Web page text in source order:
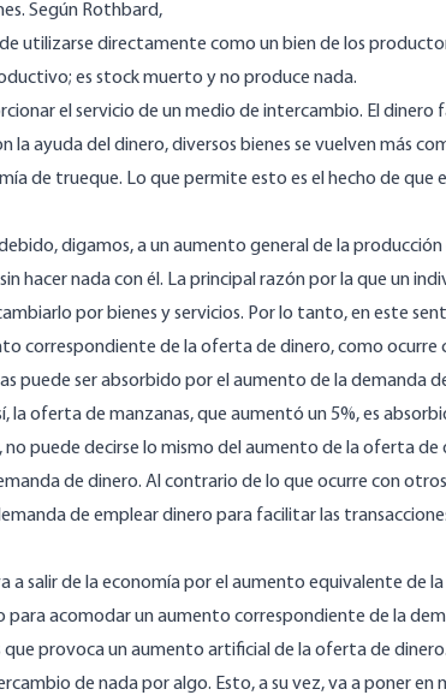
Según Rothbard,
utilizarse directamente como un bien de los
es stock muerto y no produce nada.
el servicio de un medio de intercambio. El dinero
la ayuda del dinero, diversos bienes se vuelven más
de trueque. Lo que permite esto es el hecho de que
digamos, a un aumento general de la producción
hacer nada con él. La principal razón por la que un
por bienes y servicios. Por lo tanto, en este
correspondiente de la oferta de dinero, como ocurre
puede ser absorbido por el aumento de la demanda
la oferta de manzanas, que aumentó un 5%, es
puede decirse lo mismo del aumento de la oferta de
de dinero. Al contrario de lo que ocurre con
de emplear dinero para facilitar las
a salir de la economía por el aumento equivalente de
acomodar un aumento correspondiente de la
provoca un aumento artificial de la oferta de
de nada por algo. Esto, a su vez, va a poner en